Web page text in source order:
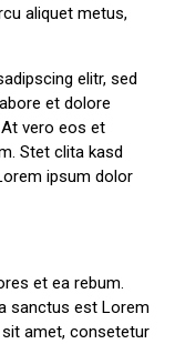
aliquet metus,
elitr, sed
et dolore
vero eos et
Stet clita kasd
ipsum dolor
et ea rebum.
sanctus est Lorem
amet, consetetur